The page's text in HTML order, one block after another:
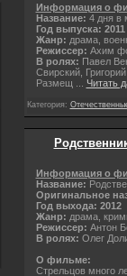
Информация о
Название: 4 дня в
Год выпуска: 2011
Жанр: драма,
Режиссер: Ахим
В ролях: Павел
Свирский,
Размещ
Читать
Категория:
Информация о
Название:
Оригинальное
Год выхода: 2012
Жанр: драма,
Режиссер: Антон
В ролях: Олег
О фильме:
Стрельцов много